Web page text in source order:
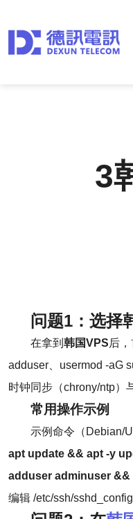
3
问题1：选择
在拿到 韩国VPS后
adduser、usermod -aG
时钟同步（chrony/ntp）
常用操作示例
示例命令（Debian/
apt update && apt -y
adduser adminuser
编辑 /etc/ssh/sshd_config